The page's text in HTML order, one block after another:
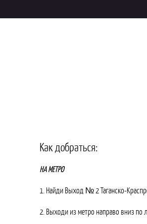
Как добраться:
НА МЕТРО
1. Найди Выход № 2 Таганско-
2. Выходи из метро направо вниз по